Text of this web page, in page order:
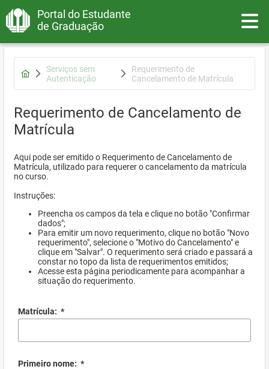
Portal do Estudante
de Graduação
Serviços sem
Autenticação
Requerimento de
Cancelamento de Matrícula
Requerimento de Cancelamento de
Matrícula
Aqui pode ser emitido o Requerimento de Cancelamento de
Matrícula, utilizado para requerer o cancelamento da matrícula
no curso.
Instruções:
Preencha os campos da tela e clique no botão "Confirmar
dados";
Para emitir um novo requerimento, clique no botão "Novo
requerimento", selecione o "Motivo do Cancelamento" e
clique em "Salvar". O requerimento será criado e passará a
constar no topo da lista de requerimentos emitidos;
Acesse esta página periodicamente para acompanhar a
situação do requerimento.
Matrícula: *
Primeiro nome: *